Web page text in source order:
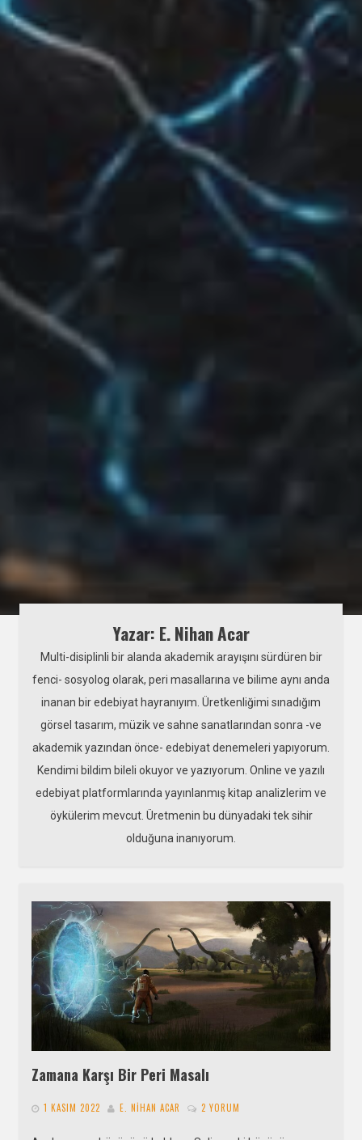
Yazar: E. Nihan Acar
Multi-disiplinli bir alanda akademik arayışını sürdüren bir
fenci- sosyolog olarak, peri masallarına ve bilime aynı anda
inanan bir edebiyat hayranıyım. Üretkenliğimi sınadığım
görsel tasarım, müzik ve sahne sanatlarından sonra -ve
akademik yazından önce- edebiyat denemeleri yapıyorum.
Kendimi bildim bileli okuyor ve yazıyorum. Online ve yazılı
edebiyat platformlarında yayınlanmış kitap analizlerim ve
öykülerim mevcut. Üretmenin bu dünyadaki tek sihir
olduğuna inanıyorum.
Zamana Karşı Bir Peri Masalı
1 KASIM 2022 E. NIHAN ACAR 2 YORUM